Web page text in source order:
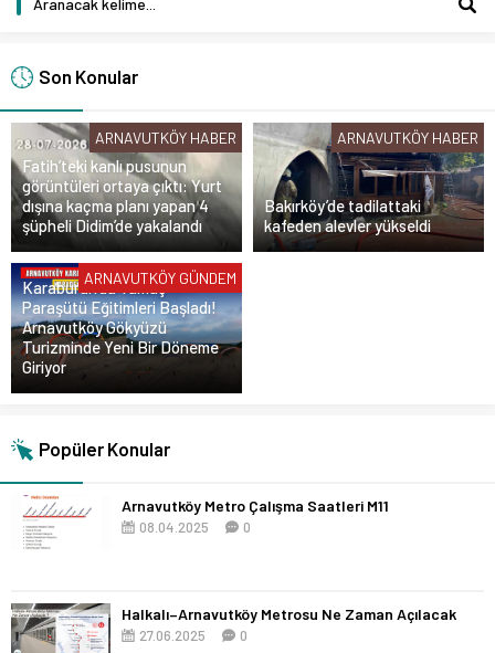
Son Konular
ARNAVUTKÖY HABER
Fatih’teki kanlı pusunun
görüntüleri ortaya çıktı: Yurt
dışına kaçma planı yapan 4
şüpheli Didim’de yakalandı
ARNAVUTKÖY HABER
Bakırköy’de tadilattaki
kafeden alevler yükseldi
ARNAVUTKÖY GÜNDEM
Karaburun’da Yamaç
Paraşütü Eğitimleri Başladı!
Arnavutköy Gökyüzü
Turizminde Yeni Bir Döneme
Giriyor
Popüler Konular
Arnavutköy Metro Çalışma Saatleri M11
08.04.2025 0
Halkalı–Arnavutköy Metrosu Ne Zaman Açılacak
27.06.2025 0